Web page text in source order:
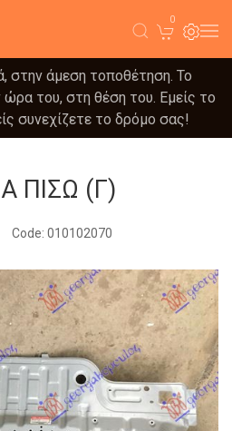
0
στην άμεση τοποθέτηση. Το
του, στη θέση του. Εμείς το
συνεχίζετε το δρόμο σας!
ΠΙΣΩ (Γ)
Code: 010102070